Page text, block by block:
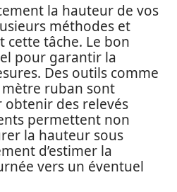
la hauteur de vos
méthodes et
tâche. Le bon
pour garantir la
Des outils comme
ruban sont
des relevés
permettent non
la hauteur sous
d’estimer la
vers un éventuel